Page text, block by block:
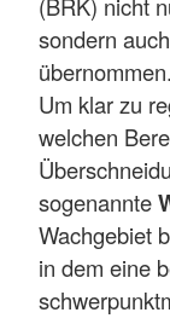
sondern
übernommen.
Um klar zu
welchen
sogenannte
Wachgebiet
in dem eine